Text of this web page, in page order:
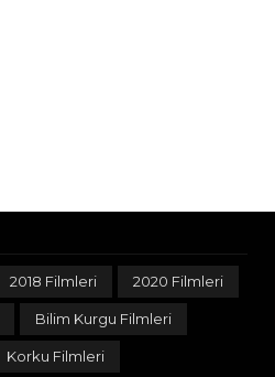
2018 Filmleri 2020 Filmleri
Bilim Kurgu Filmleri
Korku Filmleri